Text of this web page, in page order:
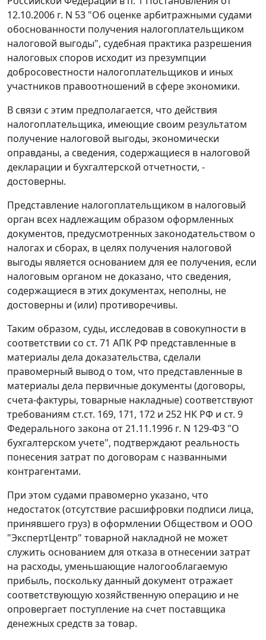
12.10.2006 г. N 53 "Об оценке арбитражными судами
обоснованности получения налогоплательщиком
налоговой выгоды", судебная практика разрешения
налоговых споров исходит из презумпции
добросовестности налогоплательщиков и иных
участников правоотношений в сфере экономики.
В связи с этим предполагается, что действия
налогоплательщика, имеющие своим результатом
получение налоговой выгоды, экономически
оправданы, а сведения, содержащиеся в налоговой
декларации и бухгалтерской отчетности, -
достоверны.
Представление налогоплательщиком в налоговый
орган всех надлежащим образом оформленных
документов, предусмотренныхзаконодательством о
налогах и сборах, в целях получения налоговой
выгоды является основанием для ее получения, если
налоговым органом не доказано, что сведения,
содержащиеся в этих документах, неполны, не
достоверны и (или) противоречивы.
Таким образом, суды, исследовав в совокупности в
соответствии со ст. 71 АПК РФ представленные в
материалы дела доказательства, сделали
правомерный вывод о том, что представленные в
материалы дела первичные документы (договоры,
счета-фактуры, товарные накладные) соответствуют
требованиям ст.ст. 169, 171, 172 и 252 НК РФ и ст. 9
Федерального закона от 21.11.1996 г. N 129-ФЗ "О
бухгалтерском учете", подтверждают реальность
понесения затрат по договорам с названными
контрагентами.
При этом судами правомерно указано, что
недостаток (отсутствие расшифровки подписи лица,
принявшего груз) в оформлении Обществом и ООО
"ЭкспертЦентр" товарной накладной не может
служить основанием для отказа в отнесении затрат
на расходы, уменьшающие налогооблагаемую
прибыль, поскольку данный документ отражает
соответствующую хозяйственную операцию и не
опровергает поступление на счет поставщика
денежных средств за товар.